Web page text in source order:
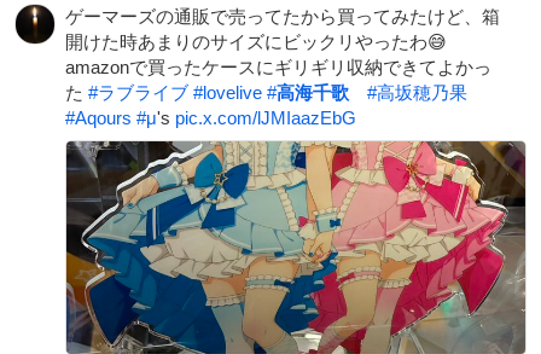
ド
を
消
す
ゲーマーズの通販で売ってたから買ってみたけど、箱
開けた時あまりのサイズにビックリやったわ😅
amazonで買ったケースにギリギリ収納できてよかっ
た #ラブライブ #lovelive #高海千歌 #高坂穂乃果
#Aqours #μ's pic.x.com/lJMIaazEbG